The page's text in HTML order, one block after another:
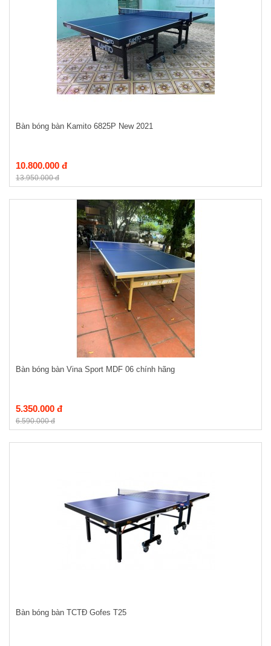
Bàn bóng bàn Kamito 6825P New 2021
10.800.000 đ
13.950.000 đ
Bàn bóng bàn Vina Sport MDF 06 chính hãng
5.350.000 đ
6.590.000 đ
Bàn bóng bàn TCTĐ Gofes T25